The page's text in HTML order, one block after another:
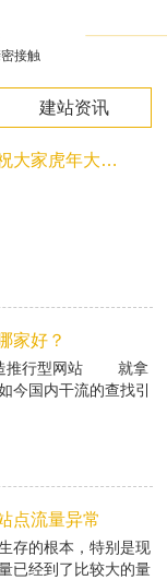
接触
建站资讯
丹东凯鸿科技祝大家虎年大吉！
家好？
推行型网站 就拿
今国内干流的查找引
狗有着大量的用户
中，使用推行型网站
成客户; 二、丹东
选专业的搭站公司
点流量异常
存的根本，特别是现
已经到了比较大的量